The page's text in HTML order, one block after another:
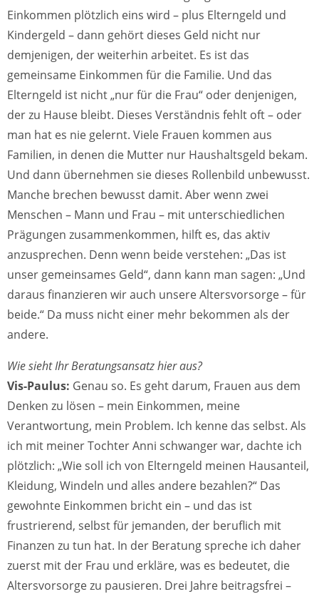
Einkommen plötzlich eins wird – plus Elterngeld und
Kindergeld – dann gehört dieses Geld nicht nur
demjenigen, der weiterhin arbeitet. Es ist das
gemeinsame Einkommen für die Familie. Und das
Elterngeld ist nicht „nur für die Frau“ oder denjenigen,
der zu Hause bleibt. Dieses Verständnis fehlt oft – oder
man hat es nie gelernt. Viele Frauen kommen aus
Familien, in denen die Mutter nur Haushaltsgeld bekam.
Und dann übernehmen sie dieses Rollenbild unbewusst.
Manche brechen bewusst damit. Aber wenn zwei
Menschen – Mann und Frau – mit unterschiedlichen
Prägungen zusammenkommen, hilft es, das aktiv
anzusprechen. Denn wenn beide verstehen: „Das ist
unser gemeinsames Geld“, dann kann man sagen: „Und
daraus finanzieren wir auch unsere Altersvorsorge – für
beide.“ Da muss nicht einer mehr bekommen als der
andere.
Wie sieht Ihr Beratungsansatz hier aus?
Vis-Paulus: Genau so. Es geht darum, Frauen aus dem
Denken zu lösen – mein Einkommen, meine
Verantwortung, mein Problem. Ich kenne das selbst. Als
ich mit meiner Tochter Anni schwanger war, dachte ich
plötzlich: „Wie soll ich von Elterngeld meinen Hausanteil,
Kleidung, Windeln und alles andere bezahlen?“ Das
gewohnte Einkommen bricht ein – und das ist
frustrierend, selbst für jemanden, der beruflich mit
Finanzen zu tun hat. In der Beratung spreche ich daher
zuerst mit der Frau und erkläre, was es bedeutet, die
Altersvorsorge zu pausieren. Drei Jahre beitragsfrei –